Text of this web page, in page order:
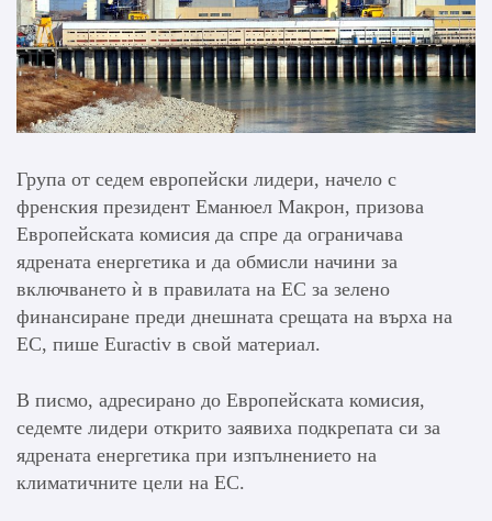
Група от седем европейски лидери, начело с
френския президент Еманюел Макрон, призова
Европейската комисия да спре да ограничава
ядрената енергетика и да обмисли начини за
включването ѝ в правилата на ЕС за зелено
финансиране преди днешната срещата на върха на
ЕС, пише Euractiv в свой материал.
В писмо, адресирано до Европейската комисия,
седемте лидери открито заявиха подкрепата си за
ядрената енергетика при изпълнението на
климатичните цели на ЕС.